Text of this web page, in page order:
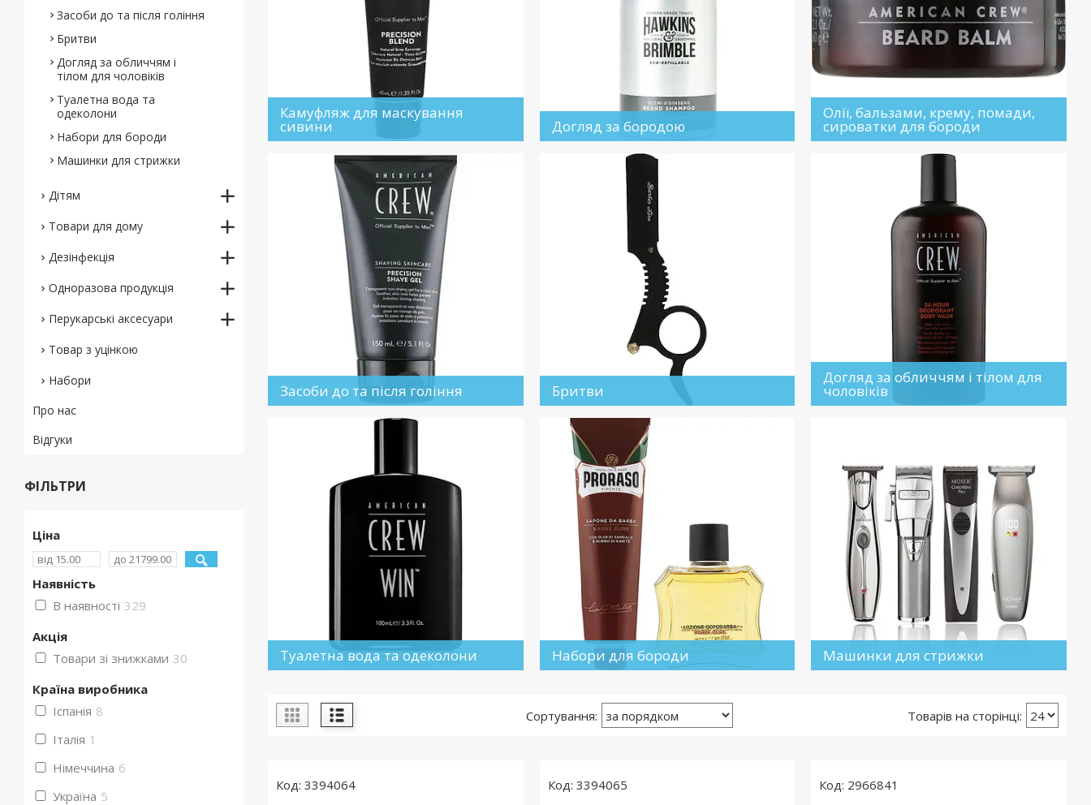
Камуфляж для маскування
сивини Догляд за бородою
Олії, бальзами, крему, помади,
сироватки для бороди
Засоби до та після гоління Бритви
Догляд за обличчям і тілом для
чоловіків
Туалетна вода та одеколони Набори для бороди Машинки для стрижки
3394064 3394065 2966841
Засоби до та після гоління
Бритви
Догляд за обличчям і
тілом для чоловіків
Туалетна вода та
одеколони
Набори для бороди
Машинки для стрижки
Дітям
Товари для дому
Дезінфекція
Одноразова продукція
Перукарські аксесуари
Товар з уцінкою
Набори
Про нас
Відгуки
ФІЛЬТРИ
Ціна
Наявність
В наявності 329
Акція
Товари зі знижками 30
Країна виробника
Іспанія 8
Італія 1
Німеччина 6
Україна 5